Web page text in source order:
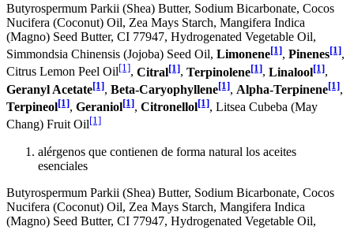
Butyrospermum Parkii (Shea) Butter, Sodium Bicarbonate, Cocos
Nucifera (Coconut) Oil, Zea Mays Starch, Mangifera Indica
(Magno) Seed Butter, CI 77947, Hydrogenated Vegetable Oil,
Simmondsia Chinensis (Jojoba) Seed Oil, Limonene[1], Pinenes[1],
Citrus Lemon Peel Oil[1], Citral[1], Terpinolene[1], Linalool[1],
Geranyl Acetate[1], Beta-Caryophyllene[1], Alpha-Terpinene[1],
Terpineol[1], Geraniol[1], Citronellol[1], Litsea Cubeba (May
Chang) Fruit Oil[1]
alérgenos que contienen de forma natural los aceites
esenciales
Butyrospermum Parkii (Shea) Butter, Sodium Bicarbonate, Cocos
Nucifera (Coconut) Oil, Zea Mays Starch, Mangifera Indica
(Magno) Seed Butter, CI 77947, Hydrogenated Vegetable Oil,